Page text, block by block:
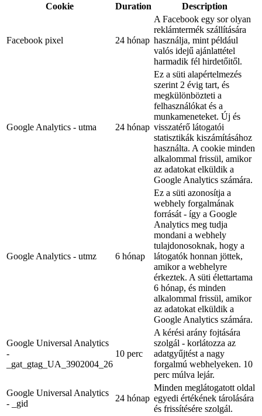
Cookie
Duration Description
Facebook pixel 24 hónap
A Facebook egy sor olyan
reklámtermék szállítására
használja, mint például
valós idejű ajánlattétel
harmadik fél hirdetőitől.
Google Analytics - utma 24 hónap
Ez a süti alapértelmezés
szerint 2 évig tart, és
megkülönbözteti a
felhasználókat és a
munkameneteket. Új és
visszatérő látogatói
statisztikák kiszámításához
használta. A cookie minden
alkalommal frissül, amikor
az adatokat elküldik a
Google Analytics számára.
Google Analytics - utmz 6 hónap
Ez a süti azonosítja a
webhely forgalmának
forrását - így a Google
Analytics meg tudja
mondani a webhely
tulajdonosoknak, hogy a
látogatók honnan jöttek,
amikor a webhelyre
érkeztek. A süti élettartama
6 hónap, és minden
alkalommal frissül, amikor
az adatokat elküldik a
Google Analytics számára.
Google Universal Analytics
-
_gat_gtag_UA_3902004_26
10 perc
A kérési arány fojtására
szolgál - korlátozza az
adatgyűjtést a nagy
forgalmú webhelyeken. 10
perc múlva lejár.
Google Universal Analytics
- _gid
24 hónap
Minden meglátogatott oldal
egyedi értékének tárolására
és frissítésére szolgál.